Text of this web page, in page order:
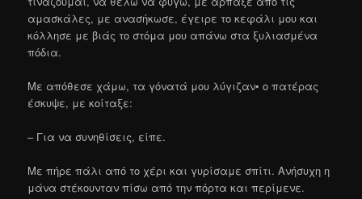
αμασκάλες, με ανασήκωσε, έγειρε το κεφάλι μου και
κόλλησε με βιάς το στόμα μου απάνω στα ξυλιασμένα
πόδια.
Με απόθεσε χάμω, τα γόνατά μου λύγιζαν• ο πατέρας
έσκυψε, με κοίταξε:
– Για να συνηθίσεις, είπε.
Με πήρε πάλι από το χέρι και γυρίσαμε σπίτι. Ανήσυχη η
μάνα στέκουνταν πίσω από την πόρτα και περίμενε.